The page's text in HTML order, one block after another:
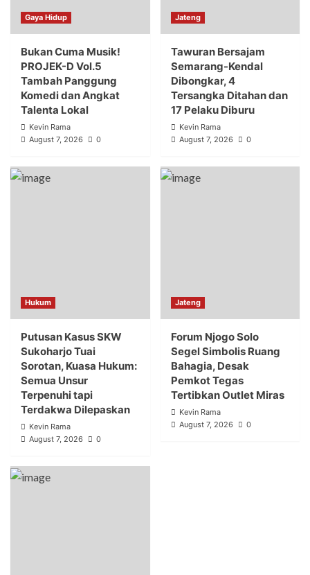
Gaya Hidup
Bukan Cuma Musik!
PROJEK-D Vol.5
Tambah Panggung
Komedi dan Angkat
Talenta Lokal
Kevin Rama
August 7, 2026
0
Jateng
Tawuran Bersajam
Semarang-Kendal
Dibongkar, 4
Tersangka Ditahan dan
17 Pelaku Diburu
Kevin Rama
August 7, 2026
0
Hukum
Putusan Kasus SKW
Sukoharjo Tuai
Sorotan, Kuasa Hukum:
Semua Unsur
Terpenuhi tapi
Terdakwa Dilepaskan
Kevin Rama
August 7, 2026
0
Jateng
Forum Njogo Solo
Segel Simbolis Ruang
Bahagia, Desak
Pemkot Tegas
Tertibkan Outlet Miras
Kevin Rama
August 7, 2026
0